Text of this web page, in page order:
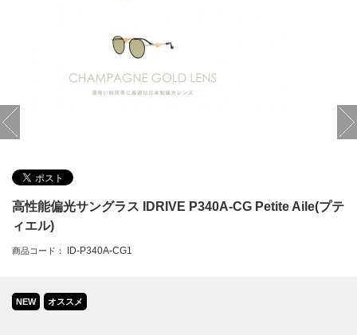
高性能偏光サングラス IDRIVE P340A-CG Petite Aile(プテ
ィエル)
商品コード： ID-P340A-CG1
NEW オススメ